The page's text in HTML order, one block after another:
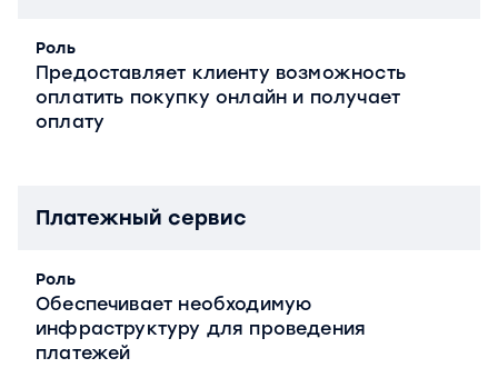
Роль
Предоставляет клиенту возможность
оплатить покупку онлайн и получает
оплату
Платежный сервис
Роль
Обеспечивает необходимую
инфраструктуру для проведения
платежей